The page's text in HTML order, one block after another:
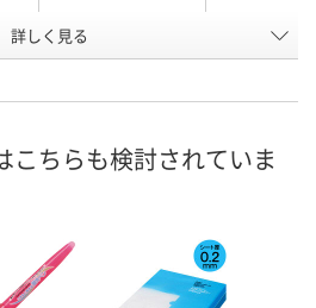
1961028 8402040
8月11日（火）
詳しく見る
こちらも検討されていま